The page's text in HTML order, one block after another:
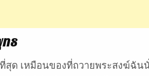
ธ
ด เหมือนของที่ถวายพระสงฆ์ฉัน